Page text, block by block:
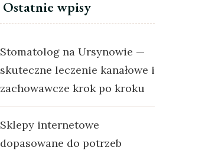
Ostatnie wpisy
Stomatolog na Ursynowie —
skuteczne leczenie kanałowe i
zachowawcze krok po kroku
Sklepy internetowe
dopasowane do potrzeb